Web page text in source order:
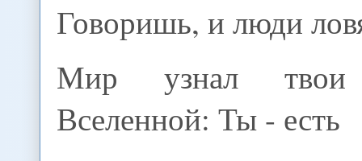
Говоришь, и люди
Мир узнал
Вселенной: Ты - есть